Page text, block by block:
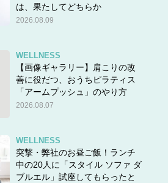
は、果たしてどちらか
2026.08.09
WELLNESS
【画像ギャラリー】肩こりの改
善に役だつ、おうちピラティス
「アームプッシュ」のやり方
2026.08.07
WELLNESS
突撃・弊社のお昼ご飯！ランチ
中の20人に「スタイル ソファ ダ
ブルエル」試座してもらったと